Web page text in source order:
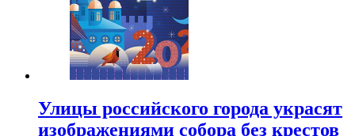
Улицы российского города украсят
изображениями собора без крестов